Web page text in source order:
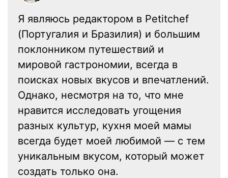
Я являюсь редактором в Petitchef
(Португалия и Бразилия) и большим
поклонником путешествий и
мировой гастрономии, всегда в
поисках новых вкусов и впечатлений.
Однако, несмотря на то, что мне
нравится исследовать угощения
разных культур, кухня моей мамы
всегда будет моей любимой — с тем
уникальным вкусом, который может
создать только она.